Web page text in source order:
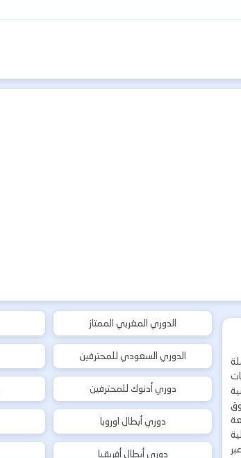
الدوري المغربي الممتاز
الدوري السعودي للمحترفين
دوري أدنوك للمحترفين
دوري أبطال اوروبا
دوري أبطال أفريقيا